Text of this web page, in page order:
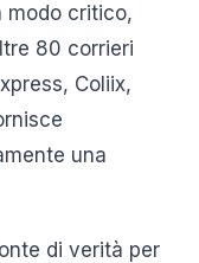
modo critico,
80 corrieri
Coliix,
una
di verità per